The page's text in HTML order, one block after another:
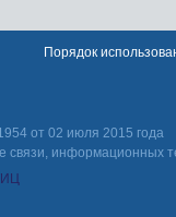
от 02 июля 2015 года
информационных
Порядок